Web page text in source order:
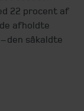
22 procent af
afholdte
den såkaldte